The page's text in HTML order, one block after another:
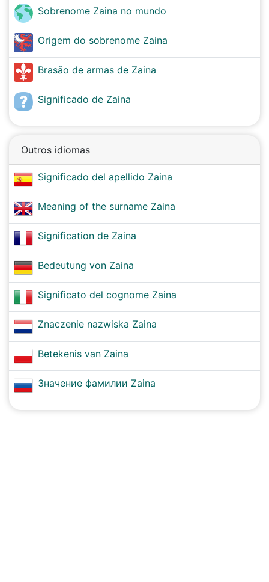
Sobrenome Zaina no mundo
Origem do sobrenome Zaina
Brasão de armas de Zaina
Significado de Zaina
Outros idiomas
Significado del apellido Zaina
Meaning of the surname Zaina
Signification de Zaina
Bedeutung von Zaina
Significato del cognome Zaina
Znaczenie nazwiska Zaina
Betekenis van Zaina
Значение фамилии Zaina